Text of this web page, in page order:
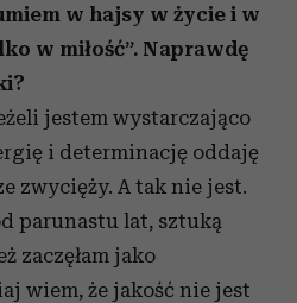
w hajsy w życie i w
w miłość”. Naprawdę
jestem wystarczająco
i determinację oddaję
zwycięży. A tak nie jest.
parunastu lat, sztuką
zaczęłam jako
wiem, że jakość nie jest